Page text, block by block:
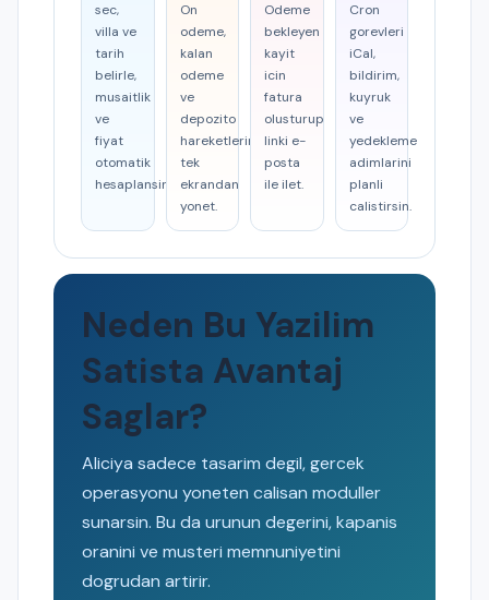
sec,
villa ve
tarih
belirle,
musaitlik
ve
fiyat
otomatik
hesaplansin.
On
odeme,
kalan
odeme
ve
depozito
hareketlerini
tek
ekrandan
yonet.
Odeme
bekleyen
kayit
icin
fatura
olusturup
linki e-
posta
ile ilet.
Cron
gorevleri
iCal,
bildirim,
kuyruk
ve
yedekleme
adimlarini
planli
calistirsin.
Neden Bu Yazilim
Satista Avantaj
Saglar?
Aliciya sadece tasarim degil, gercek
operasyonu yoneten calisan moduller
sunarsin. Bu da urunun degerini, kapanis
oranini ve musteri memnuniyetini
dogrudan artirir.